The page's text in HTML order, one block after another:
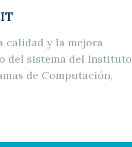
calidad y la mejora
del sistema del Instituto
de Computación,